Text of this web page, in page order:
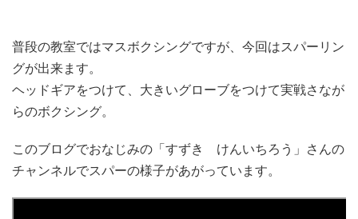
普段の教室ではマスボクシングですが、今回はスパーリン
グが出来ます。
ヘッドギアをつけて、大きいグローブをつけて実戦さなが
らのボクシング。
このブログでおなじみの「すずき けんいちろう」さんの
チャンネルでスパーの様子があがっています。